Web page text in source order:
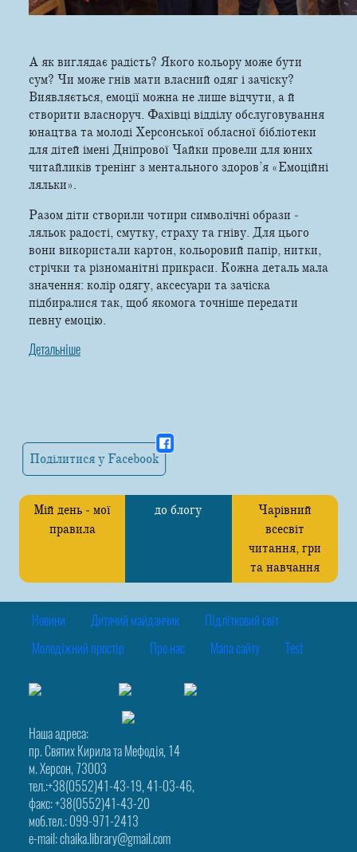
А як виглядає радість? Якого кольору може бути
сум? Чи може гнів мати власний одяг і зачіску?
Виявляється, емоції можна не лише відчути, а й
створити власноруч. Фахівці відділу обслуговування
юнацтва та молоді Херсонської обласної бібліотеки
для дітей імені Дніпрової Чайки провели для юних
читайликів тренінг з ментального здоров’я «Емоційні
ляльки».
Разом діти створили чотири символічні образи ‒
ляльок радості, смутку, страху та гніву. Для цього
вони використали картон, кольоровий папір, нитки,
стрічки та різноманітні прикраси. Кожна деталь мала
значення: колір одягу, аксесуари та зачіска
підбиралися так, щоб якомога точніше передати
певну емоцію.
Детальніше
Поділитися у Facebook
Мій день ‒ мої
правила
до блогу
Чарівний
всесвіт
читання, гри
та навчання
Новини Дитячий майданчик Підлітковий світ
Молодіжний простір Про нас Мапа сайту Test
Наша адреса:
пр. Святих Кирила та Мефодія, 14
м. Херсон, 73003
тел.:+38(0552)41-43-19, 41-03-46,
факс: +38(0552)41-43-20
моб.тел.: 099-971-2413
e-mail: chaika.library@gmail.com